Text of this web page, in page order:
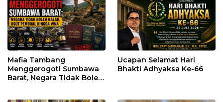
Mafia Tambang
Menggerogoti Sumbawa
Barat, Negara Tidak Boleh
Ucapan Selamat Hari
Bhakti Adhyaksa Ke-66